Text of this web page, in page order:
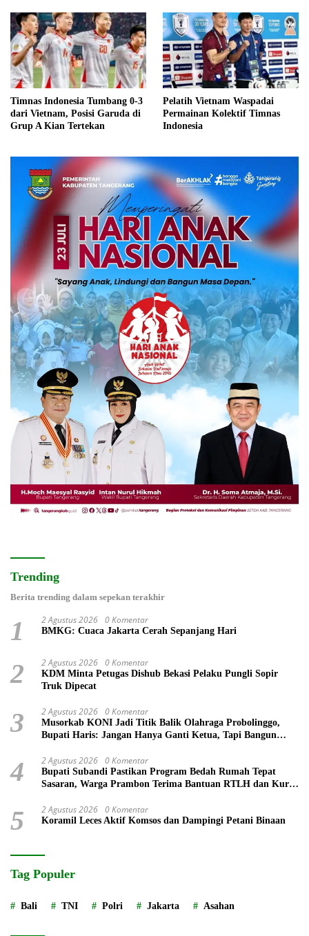
Timnas Indonesia Tumbang 0-3
dari Vietnam, Posisi Garuda di
Grup A Kian Tertekan
Pelatih Vietnam Waspadai
Permainan Kolektif Timnas
Indonesia
Trending
Berita trending dalam sepekan terakhir
1 2 Agustus 2026 0 Komentar
BMKG: Cuaca Jakarta Cerah Sepanjang Hari
2 2 Agustus 2026 0 Komentar
KDM Minta Petugas Dishub Bekasi Pelaku Pungli Sopir
Truk Dipecat
3 2 Agustus 2026 0 Komentar
Musorkab KONI Jadi Titik Balik Olahraga Probolinggo,
Bupati Haris: Jangan Hanya Ganti Ketua, Tapi Bangun
4 2 Agustus 2026 0 Komentar
Bupati Subandi Pastikan Program Bedah Rumah Tepat
Sasaran, Warga Prambon Terima Bantuan RTLH dan Kursi
5 2 Agustus 2026 0 Komentar
Koramil Leces Aktif Komsos dan Dampingi Petani Binaan
Tag Populer
Bali TNI Polri Jakarta Asahan